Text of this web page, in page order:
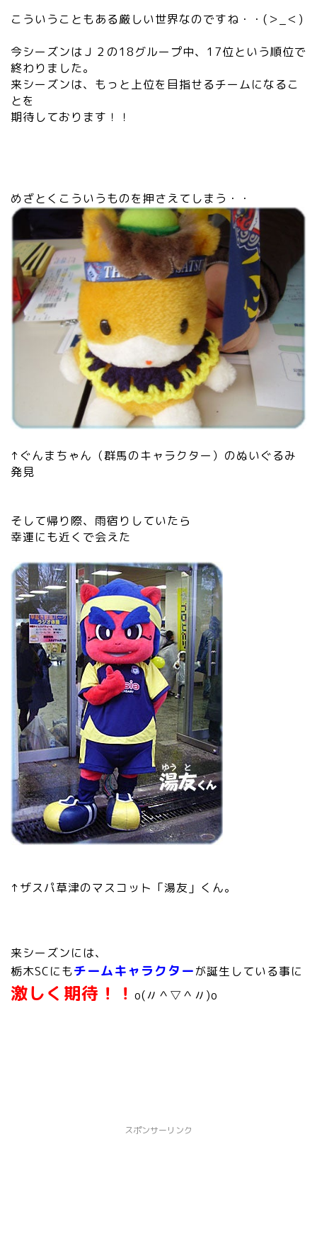
こういうこともある厳しい世界なのですね・・(＞_＜)
今シーズンはＪ２の18グループ中、17位という順位で
終わりました。
来シーズンは、もっと上位を目指せるチームになるこ
とを
期待しております！！
めざとくこういうものを押さえてしまう・・
↑ぐんまちゃん（群馬のキャラクター）のぬいぐるみ
発見
そして帰り際、雨宿りしていたら
幸運にも近くで会えた
↑ザスパ草津のマスコット「湯友」くん。
来シーズンには、
栃木SCにもチームキャラクターが誕生している事に
激しく期待！！ o(〃＾▽＾〃)o
スポンサーリンク